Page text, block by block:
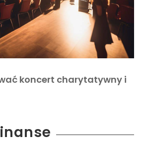
koncert charytatywny i